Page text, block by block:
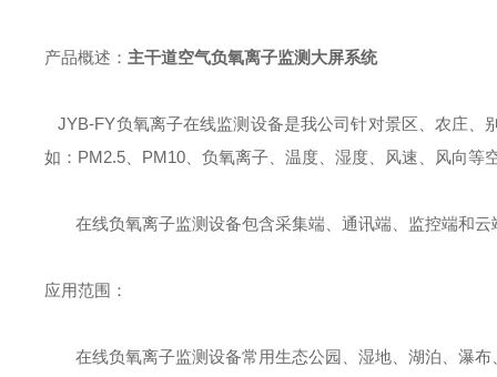
产品概述： 主干道空气负氧离子监测大屏系统
JYB-FY负氧离子在线监测设备是我公司针对景区、农庄、
如：PM2.5、PM10、负氧离子、温度、湿度、风速、风向等
在线负氧离子监测设备包含采集端、通讯端、监控端和
应用范围：
在线负氧离子监测设备常用生态公园、湿地、湖泊、瀑